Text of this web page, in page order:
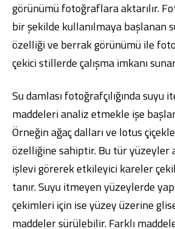
görünümü fotoğraflara aktarılır.
bir şekilde kullanılmaya başlanan
özelliği ve berrak görünümü ile
çekici stillerde çalışma imkanı
Su damlası fotoğrafçılığında suyu
maddeleri analiz etmekle işe
Örneğin ağaç dalları ve lotus
özelliğine sahiptir. Bu tür yüzeyler
işlevi görerek etkileyici kareler
tanır. Suyu itmeyen yüzeylerde
çekimleri için ise yüzey üzerine
maddeler sürülebilir. Farklı